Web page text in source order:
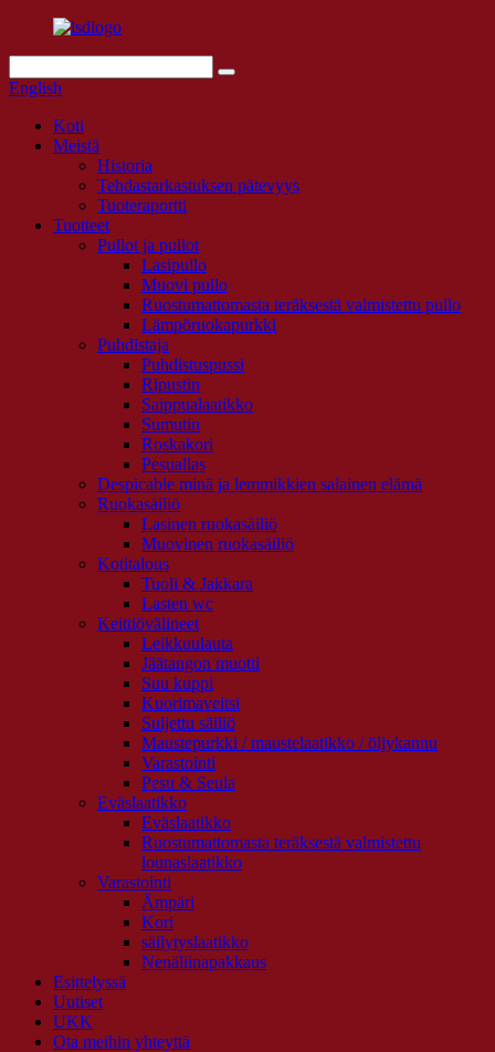
English
Koti
Meistä
Historia
Tehdastarkastuksen pätevyys
Tuoteraportti
Tuotteet
Pullot ja pullot
Lasipullo
Muovi pullo
Ruostumattomasta teräksestä valmistettu pullo
Lämpöruokapurkki
Puhdistaja
Puhdistuspussi
Ripustin
Saippualaatikko
Sumutin
Roskakori
Pesuallas
Despicable minä ja lemmikkien salainen elämä
Ruokasäiliö
Lasinen ruokasäiliö
Muovinen ruokasäiliö
Kotitalous
Tuoli & Jakkara
Lasten wc
Keittiövälineet
Leikkuulauta
Jäätangon muotti
Suu kuppi
Kuorimaveitsi
Suljettu säiliö
Maustepurkki / maustelaatikko / öljykannu
Varastointi
Pesu & Seula
Eväslaatikko
Eväslaatikko
Ruostumattomasta teräksestä valmistettu
lounaslaatikko
Varastointi
Ämpäri
Kori
säilytyslaatikko
Nenäliinapakkaus
Esittelyssä
Uutiset
UKK
Ota meihin yhteyttä